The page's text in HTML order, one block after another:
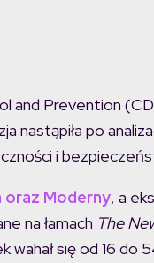
Prevention
nastąpiła po
i
Moderny, a
na łamach The
się od 16 do